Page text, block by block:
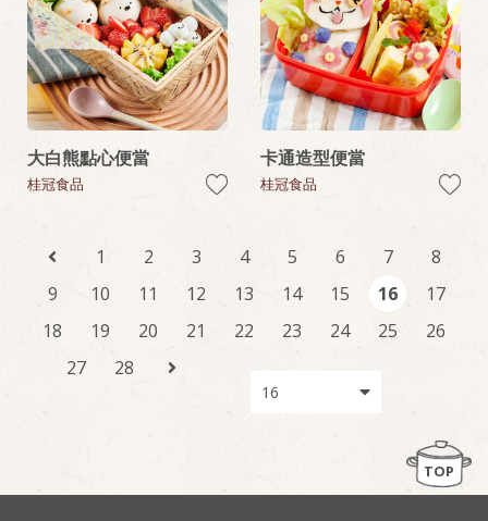
大白熊點心便當
桂冠食品
卡通造型便當
桂冠食品
1 2 3 4 5 6 7
8
9
10 11 12 13 14 15 16
17
18
19 20 21 22 23 24 25
26
27
28
TOP